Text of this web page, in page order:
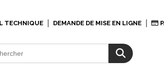
TECHNIQUE DEMANDE DE MISE EN LIGNE